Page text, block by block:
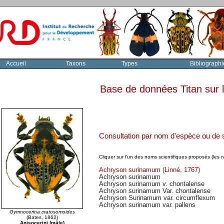
Accueil Taxons Types
Base de données Titan
Gymnocerina cratosomoides
(Bates, 1862)
Anisocerini (mâle)
Consultation par nom d'espèce ou de
Cliquer sur l'un des noms scientifiques proposés (les
Achryson surinamum (Linné, 1767)
Achryson surinamum
Achryson surinamum v. chontalense
Achryson surinamum Var. chontalense
Achryson Surinamum var. circumflexum
Achryson surinamum var. pallens